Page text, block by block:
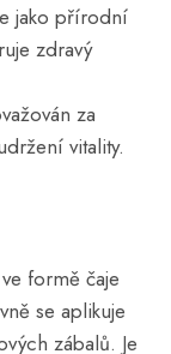
jako přírodní
zdravý
za
vitality.
formě čaje
se aplikuje
zábalů. Je